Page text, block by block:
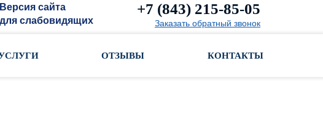
Версия сайта
для слабовидящих
+7 (843) 215-85-05
Заказать обратный звонок
ОТЗЫВЫ КОНТАКТЫ